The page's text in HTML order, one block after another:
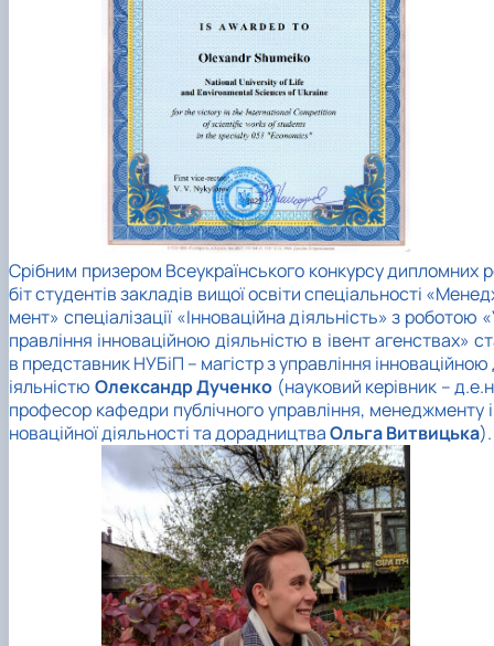
Срібним призером Всеукраїнського конкурсу дипломних
біт студентів закладів вищої освіти спеціальності
мент» спеціалізації «Інноваційна діяльність» з роботою
правління інноваційною діяльністю в івент агенствах»
в представник НУБіП – магістр з управління інноваційною
іяльністю Олександр Дученко (науковий керівник –
професор кафедри публічного управління, менеджменту
новаційної діяльності та дорадництваОльга Витвицька).